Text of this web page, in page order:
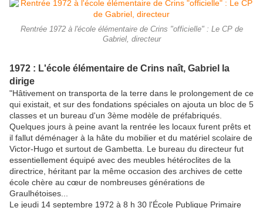
Rentrée 1972 à l'école élémentaire de Crins "officielle" : Le CP de
Gabriel, directeur
1972 : L'école élémentaire de Crins naît, Gabriel la
dirige
"Hâtivement on transporta de la terre dans le prolongement de ce
qui existait, et sur des fondations spéciales on ajouta un bloc de 5
classes et un bureau d'un 3ème modèle de préfabriqués.
Quelques jours à peine avant la rentrée les locaux furent prêts et
il fallut déménager à la hâte du mobilier et du matériel scolaire de
Victor-Hugo et surtout de Gambetta. Le bureau du directeur fut
essentiellement équipé avec des meubles hétéroclites de la
directrice, héritant par la même occasion des archives de cette
école chère au cœur de nombreuses générations de
Graulhétoises...
Le jeudi 14 septembre 1972 à 8 h 30 l'École Publique Primaire